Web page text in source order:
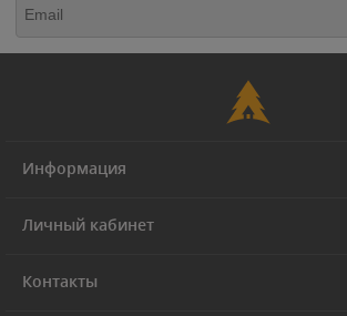
Информация
Личный кабинет
Контакты